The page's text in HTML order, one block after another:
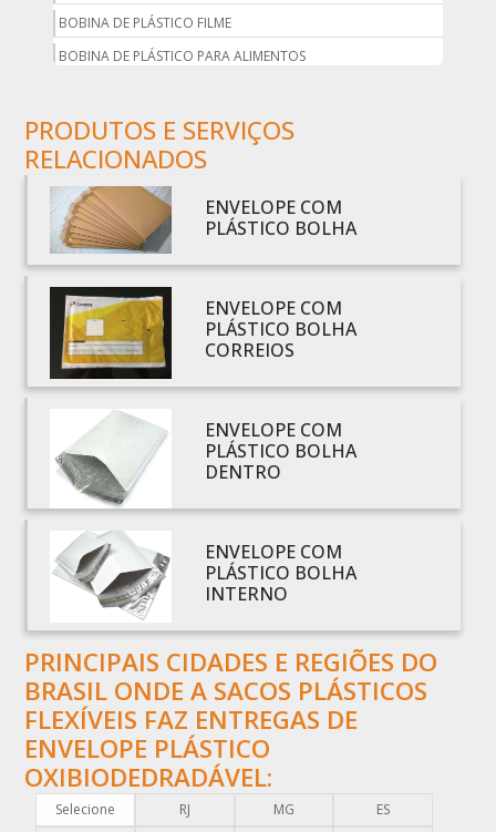
BOBINA DE PLÁSTICO FILME
BOBINA DE PLÁSTICO PARA ALIMENTOS
BOBINA DE PLÁSTICO PRETO
BOBINA DE PLÁSTICO TRANSPARENTE
BOBINA DE SACO PLÁSTICO
BOBINA PLÁSTICA
BOBINA PLÁSTICA PARA ESTUFA
BOBINA PLÁSTICO
BOBINA PLÁSTICO BOLHA
BOBINA PLÁSTICO FILME
BOBINA PLÁSTICO SHRINK
BOBINA SACO PLÁSTICO
BOBINAS EM PLÁSTICO BOLHA 1
BOBINAS PARA SACOLAS PLÁSTICAS
BOBINAS PLÁSTICAS PARA FABRICAR SACOLAS
BOBINAS PLÁSTICAS PERSONALIZADAS
BOBINAS PLÁSTICAS PICOTADAS
BOBINAS PLÁSTICAS RECICLADAS
BOBINAS PLÁSTICAS TÉCNICAS
CAIXA EMBALAGEM PLÁSTICA TRANSPARENTE
CAPA PLÁSTICA PARA DOCUMENTOS
CAPA PLÁSTICA PARA PALLET
COMERCIO DE EMBALAGENS PLÁSTICAS
PRODUTOS E SERVIÇOS
RELACIONADOS
ENVELOPE COM
PLÁSTICO BOLHA
ENVELOPE COM
PLÁSTICO BOLHA
CORREIOS
ENVELOPE COM
PLÁSTICO BOLHA
DENTRO
ENVELOPE COM
PLÁSTICO BOLHA
INTERNO
PRINCIPAIS CIDADES E REGIÕES DO
BRASIL ONDE A SACOS PLÁSTICOS
FLEXÍVEIS FAZ ENTREGAS DE
ENVELOPE PLÁSTICO
OXIBIODEDRADÁVEL:
Selecione RJ MG
ES